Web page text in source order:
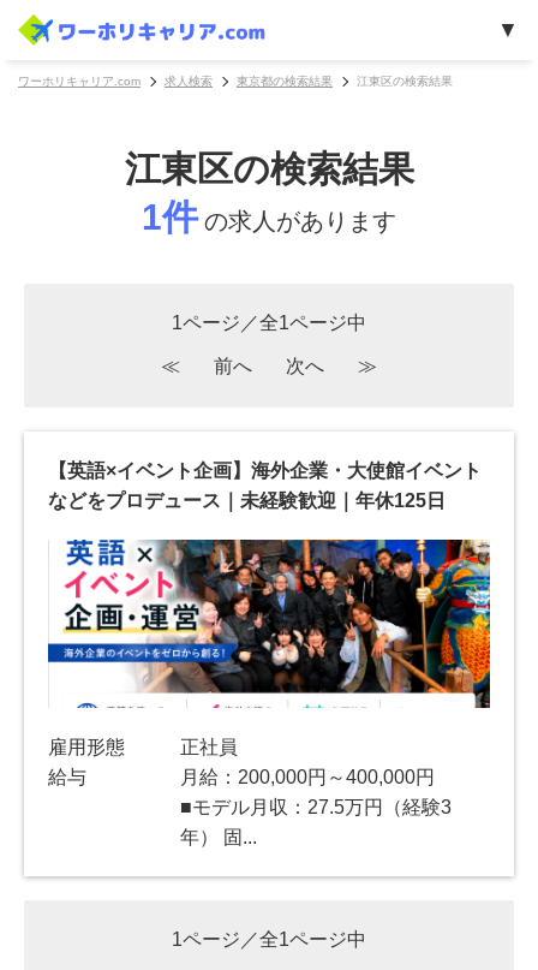
ワーホリキャリア.com 求人検索 東京都の検索結果 江東区の検索結果
江東区の検索結果
1件 の求人があります
1ページ／全1ページ中
≪ 前へ 次へ ≫
【英語×イベント企画】海外企業・大使館イベント
などをプロデュース｜未経験歓迎｜年休125日
雇用形態
正社員
給与
月給：200,000円～400,000円
■モデル月収：27.5万円（経験3
年） 固...
1ページ／全1ページ中